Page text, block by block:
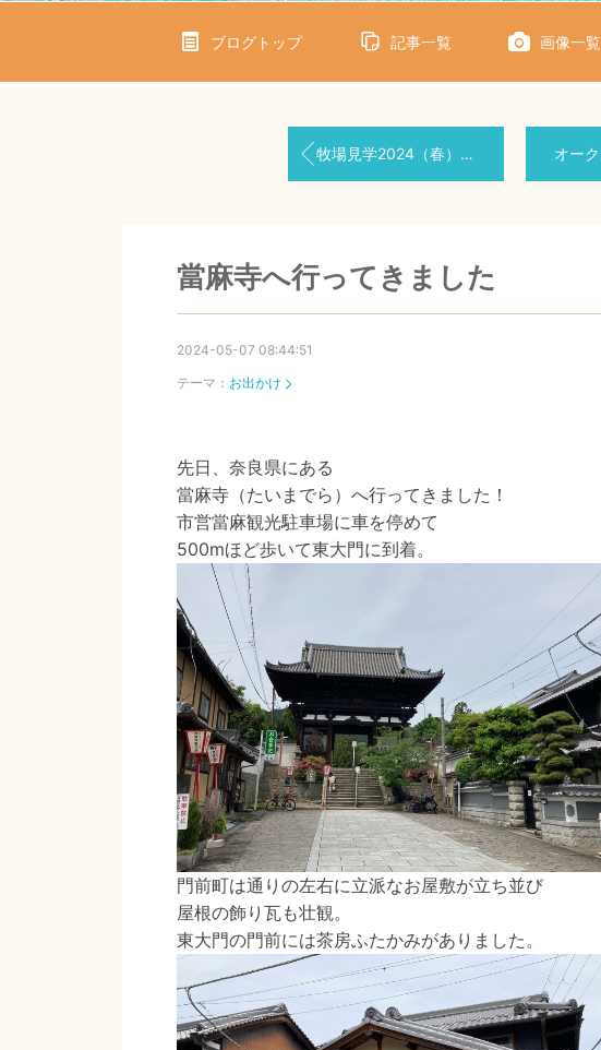
ブログトップ 記事一覧 画像一覧
牧場見学2024（春）サーモンパーク千歳とサケのふるさと千歳水族館編
當麻寺へ行ってきました
2024-05-07 08:44:51
テーマ： お出かけ
先日、奈良県にある
當麻寺（たいまでら）へ行ってきました！
市営當麻観光駐車場に車を停めて
500mほど歩いて東大門に到着。
門前町は通りの左右に立派なお屋敷が立ち並び
屋根の飾り瓦も壮観。
東大門の門前には茶房ふたかみがありました。